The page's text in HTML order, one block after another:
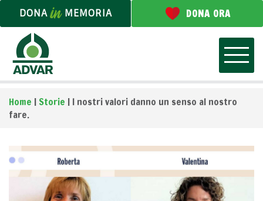
DONA MEMORIA DONA ORA
Home | Storie | I nostri valori danno un senso al nostro
fare.